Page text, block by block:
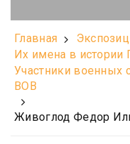
Главная
Их имена в истории
Участники военных
ВОВ
Живоглод Федор